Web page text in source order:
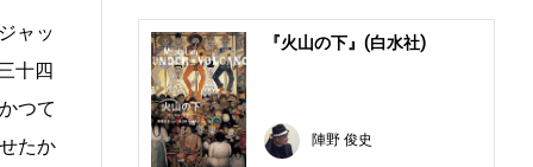
ャッ
十四
つて
たか
『火山の下』(白水社)
陣野 俊史